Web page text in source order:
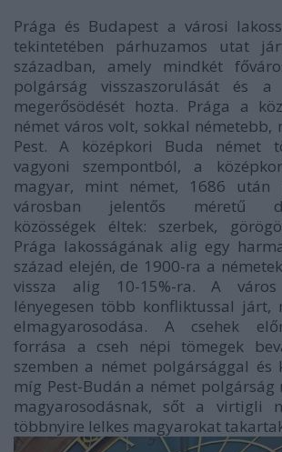
Prága és Budapest a városi
tekintetében párhuzamos utat
században, amely mindkét
polgárság visszaszorulását és
megerősödését hozta. Prága a
német város volt, sokkal németebb,
Pest. A középkori Buda német
vagyoni szempontból, a
magyar, mint német, 1686 után
városban jelentős méretű
közösségek éltek: szerbek,
Prága lakosságának alig egy
század elején, de 1900-ra a
vissza alig 10-15%-ra. A város
lényegesen több konfliktussal járt,
elmagyarosodása. A csehek
forrása a cseh népi tömegek
szemben a német polgársággal és
míg Pest-Budán a német polgárság
magyarosodásnak, sőt a virtigli
többnyire lelkes magyarokat